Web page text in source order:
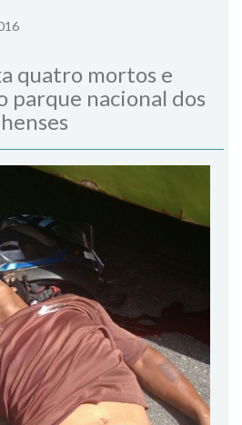
quatro mortos e
parque nacional dos